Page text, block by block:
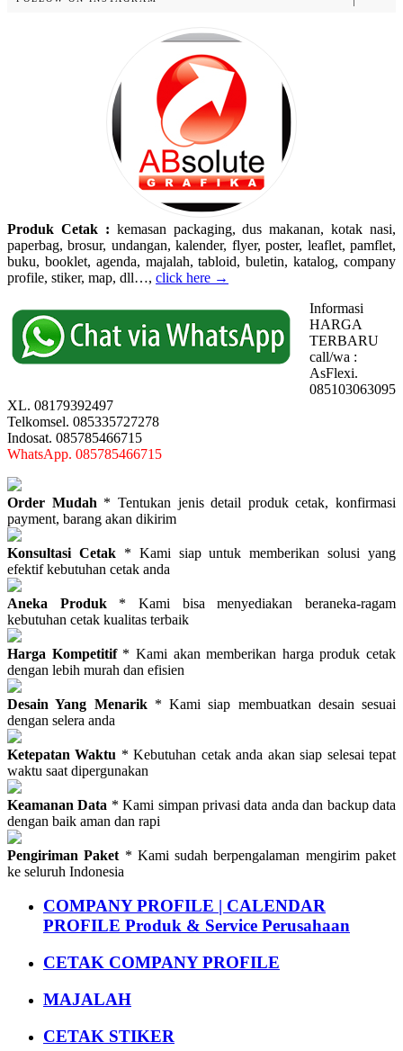
Produk Cetak : kemasan packaging, dus makanan, kotak nasi,
paperbag, brosur, undangan, kalender, flyer, poster, leaflet, pamflet,
buku, booklet, agenda, majalah, tabloid, buletin, katalog, company
profile, stiker, map, dll…, click here →
Informasi
HARGA
TERBARU
call/wa :
AsFlexi.
085103063095
XL. 08179392497
Telkomsel. 085335727278
Indosat. 085785466715
WhatsApp. 085785466715
Order Mudah * Tentukan jenis detail produk cetak, konfirmasi
payment, barang akan dikirim
Konsultasi Cetak* Kami siap untuk memberikan solusi yang
efektif kebutuhan cetak anda
Aneka Produk * Kami bisa menyediakan beraneka-ragam
kebutuhan cetak kualitas terbaik
Harga Kompetitif* Kami akan memberikan harga produk cetak
dengan lebih murah dan efisien
Desain Yang Menarik* Kami siap membuatkan desain sesuai
dengan selera anda
Ketepatan Waktu * Kebutuhan cetak anda akan siap selesai tepat
waktu saat dipergunakan
Keamanan Data * Kami simpan privasi data anda dan backup data
dengan baik aman dan rapi
Pengiriman Paket * Kami sudah berpengalaman mengirim paket
ke seluruh Indonesia
COMPANY PROFILE | CALENDAR
PROFILE Produk & Service Perusahaan
CETAK COMPANY PROFILE
MAJALAH
CETAK STIKER